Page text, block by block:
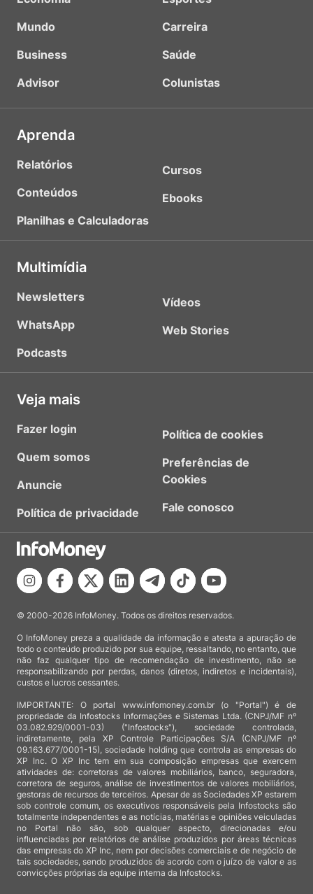
Mundo
Business
Advisor
Carreira
Saúde
Colunistas
Aprenda
Relatórios
Conteúdos
Planilhas e Calculadoras
Cursos
Ebooks
Multimídia
Newsletters
WhatsApp
Podcasts
Vídeos
Web Stories
Veja mais
Fazer login
Quem somos
Anuncie
Política de privacidade
Política de cookies
Preferências de
Cookies
Fale conosco
© 2000-2026 InfoMoney. Todos os direitos reservados.
O InfoMoney preza a qualidade da informação e atesta a apuração de
todo o conteúdo produzido por sua equipe, ressaltando, no entanto, que
não faz qualquer tipo de recomendação de investimento, não se
responsabilizando por perdas, danos (diretos, indiretos e incidentais),
custos e lucros cessantes.
IMPORTANTE: O portal www.infomoney.com.br (o "Portal") é de
propriedade da Infostocks Informações e Sistemas Ltda. (CNPJ/MF nº
03.082.929/0001-03) ("Infostocks"), sociedade controlada,
indiretamente, pela XP Controle Participações S/A (CNPJ/MF nº
09.163.677/0001-15), sociedade holding que controla as empresas do
XP Inc. O XP Inc tem em sua composição empresas que exercem
atividades de: corretoras de valores mobiliários, banco, seguradora,
corretora de seguros, análise de investimentos de valores mobiliários,
gestoras de recursos de terceiros. Apesar de as Sociedades XP estarem
sob controle comum, os executivos responsáveis pela Infostocks são
totalmente independentes e as notícias, matérias e opiniões veiculadas
no Portal não são, sob qualquer aspecto, direcionadas e/ou
influenciadas por relatórios de análise produzidos por áreas técnicas
das empresas do XP Inc, nem por decisões comerciais e de negócio de
tais sociedades, sendo produzidos de acordo com o juízo de valor e as
convicções próprias da equipe interna da Infostocks.